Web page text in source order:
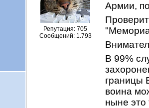
Репутация: 705
Сообщений: 1.793
Армии,
В 99%
границы
воина
ныне это